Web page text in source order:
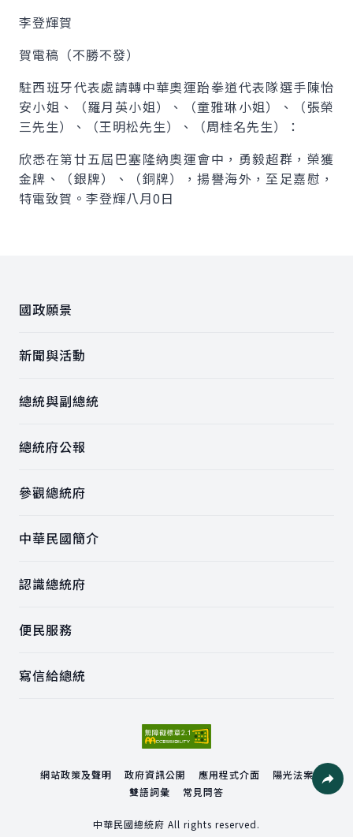
李登輝賀
賀電稿（不勝不發）
駐西班牙代表處請轉中華奧運跆拳道代表隊選手陳怡
安小姐、（羅月英小姐）、（童雅琳小姐）、（張榮
三先生）、（王明松先生）、（周桂名先生）：
欣悉在第廿五屆巴塞隆納奧運會中，勇毅超群，榮獲
金牌、（銀牌）、（銅牌），揚譽海外，至足嘉慰，
特電致賀。李登輝八月0日
國政願景
新聞與活動
總統與副總統
總統府公報
參觀總統府
中華民國簡介
認識總統府
便民服務
寫信給總統
網站政策及聲明 政府資訊公開 應用程式介面
陽光法案
雙語詞彙
常見問答
中華民國總統府 All rights reserved.